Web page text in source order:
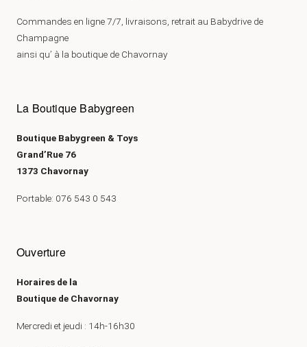
Commandes en ligne 7/7, livraisons, retrait au Babydrive de
Champagne
ainsi qu’ à la boutique de Chavornay
La Boutique Babygreen
Boutique Babygreen & Toys
Grand’Rue 76
1373 Chavornay
Portable: 076 543 0 543
Ouverture
Horaires de la
Boutique de Chavornay
Mercredi et jeudi : 14h-16h30